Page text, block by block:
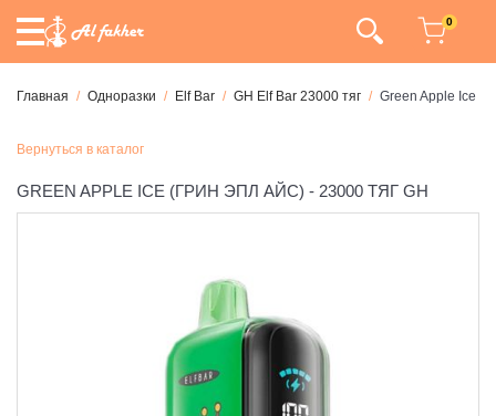
0
Главная Одноразки Elf Bar GH Elf Bar 23000 тяг Green Apple Ice
Вернуться в каталог
GREEN APPLE ICE (ГРИН ЭПЛ АЙС) - 23000 ТЯГ GH